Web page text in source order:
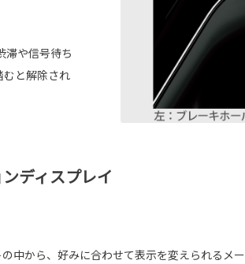
滞や信号待ち
むと解除され
ディスプレイ
から、好みに合わせて表示を変えられるメ